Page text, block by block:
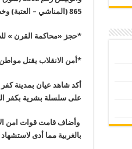
865 (المناشي – العتبة) وخط 1012 (مدينة الطلبة – زهراء مدينة نصر) وخط 202 (وراق الحضر – العتبة).
*حجز «محاكمة القرن » للحكم لـ 27
*أمن الانقلاب يقتل
أكد شاهد عيان بمدينة
على سلسلة بشرية بكفر
وأضاف قامت قوات امن
بالغربية مما أدى